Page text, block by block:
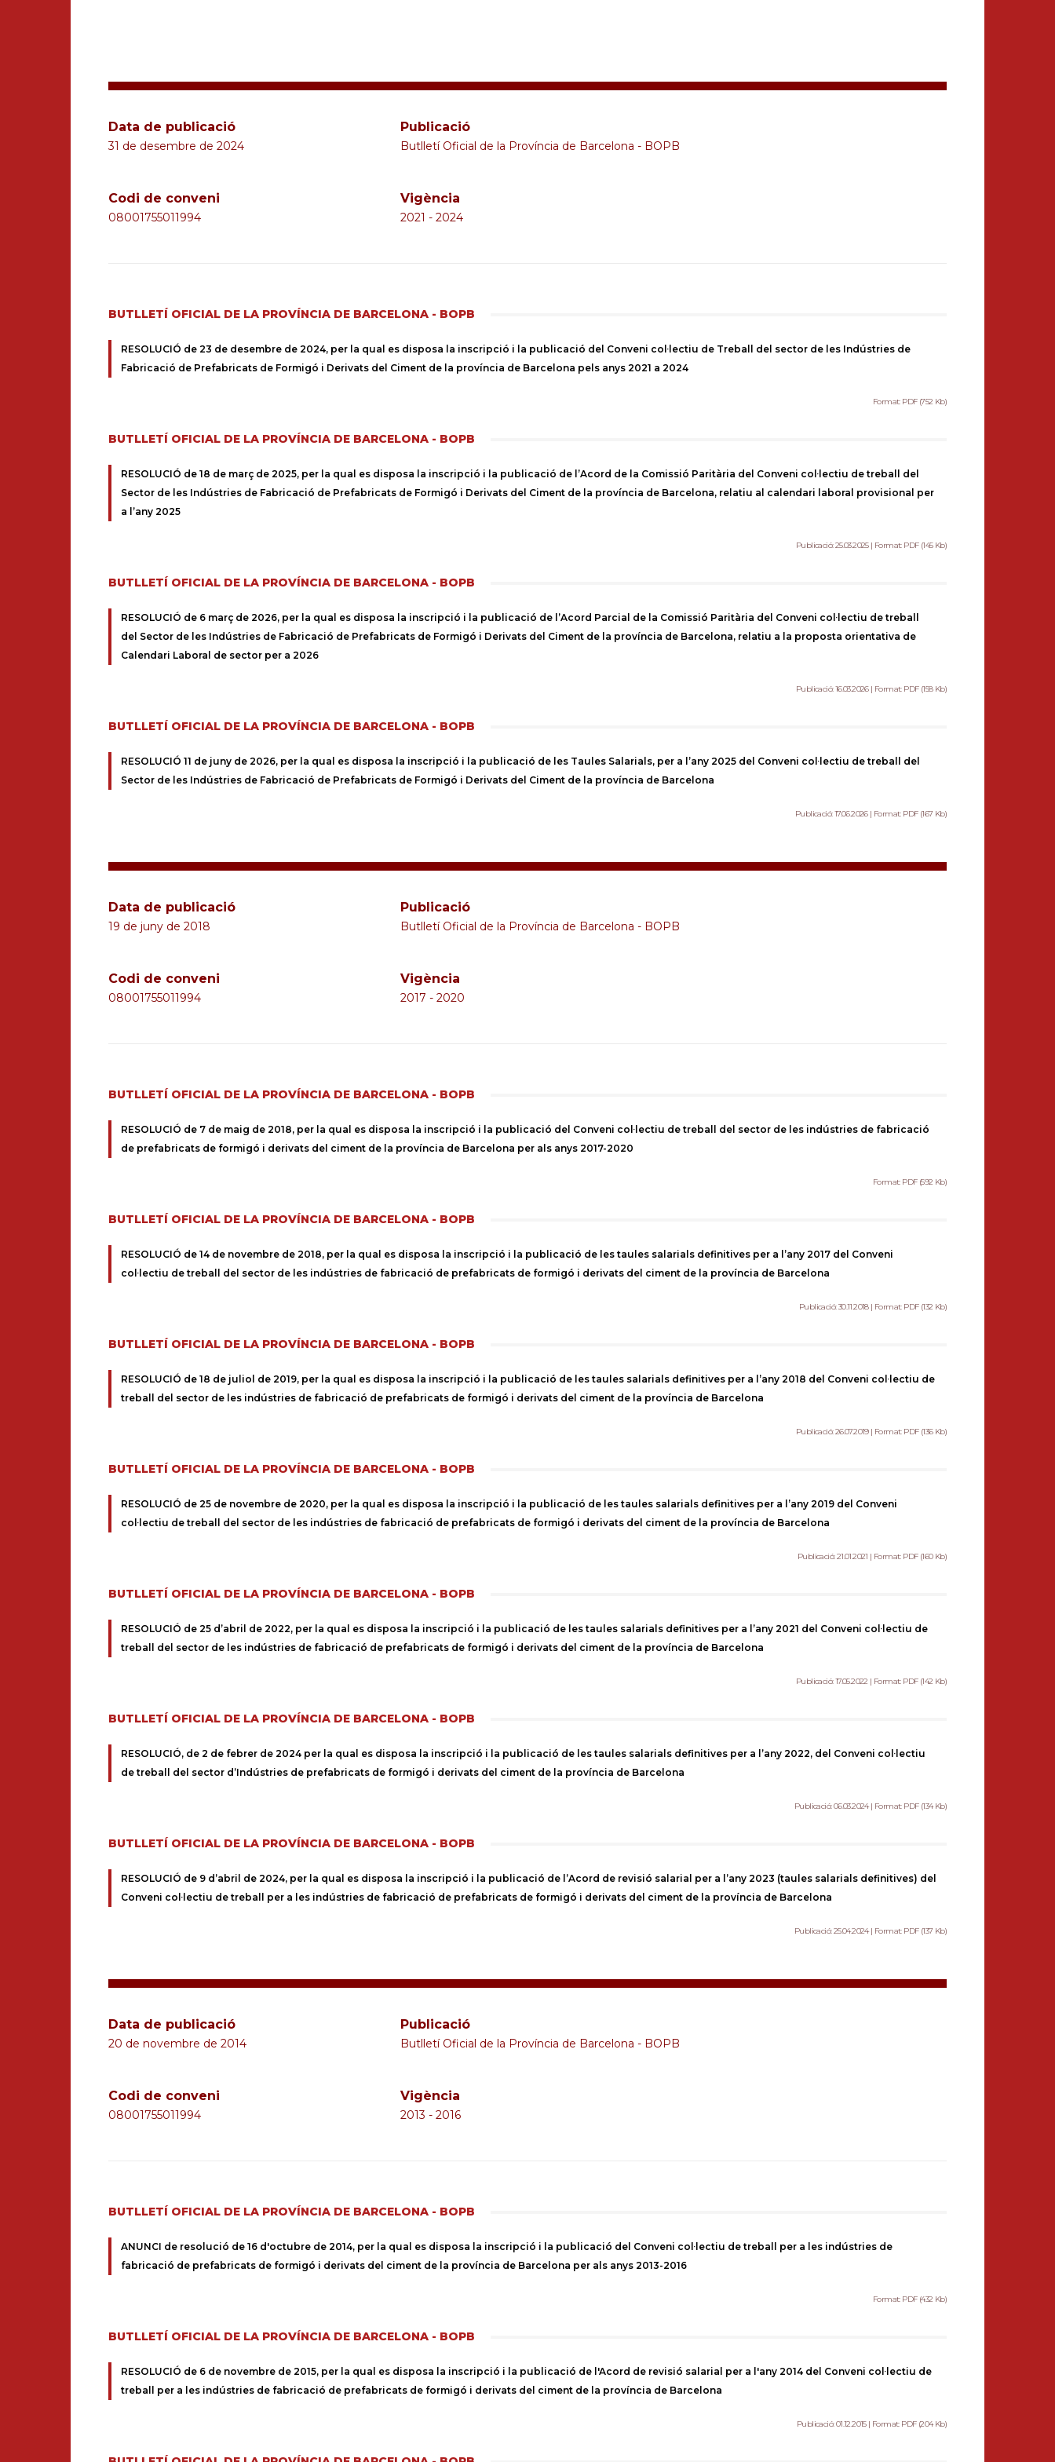
FICA
Data de publicació
31 de desembre de 2024
Publicació
Butlletí Oficial de la Província de Barcelona - BOPB
Codi de conveni
08001755011994
Vigència
2021 - 2024
BUTLLETÍ OFICIAL DE LA PROVÍNCIA DE BARCELONA - BOPB
RESOLUCIÓ de 23 de desembre de 2024, per la qual es disposa la inscripció i la publicació del Conveni col·lectiu de Treball del sector de les Indústries de
Fabricació de Prefabricats de Formigó i Derivats del Ciment de la província de Barcelona pels anys 2021 a 2024
Format: PDF (752 Kb)
BUTLLETÍ OFICIAL DE LA PROVÍNCIA DE BARCELONA - BOPB
RESOLUCIÓ de 18 de març de 2025, per la qual es disposa la inscripció i la publicació de l’Acord de la Comissió Paritària del Conveni col·lectiu de treball del
Sector de les Indústries de Fabricació de Prefabricats de Formigó i Derivats del Ciment de la província de Barcelona, relatiu al calendari laboral provisional per
a l’any 2025
Publicació: 25.03.2025 | Format: PDF (145 Kb)
BUTLLETÍ OFICIAL DE LA PROVÍNCIA DE BARCELONA - BOPB
RESOLUCIÓ de 6 març de 2026, per la qual es disposa la inscripció i la publicació de l’Acord Parcial de la Comissió Paritària del Conveni col·lectiu de treball
del Sector de les Indústries de Fabricació de Prefabricats de Formigó i Derivats del Ciment de la província de Barcelona, relatiu a la proposta orientativa de
Calendari Laboral de sector per a 2026
Publicació: 16.03.2026 | Format: PDF (158 Kb)
BUTLLETÍ OFICIAL DE LA PROVÍNCIA DE BARCELONA - BOPB
RESOLUCIÓ 11 de juny de 2026, per la qual es disposa la inscripció i la publicació de les Taules Salarials, per a l’any 2025 del Conveni col·lectiu de treball del
Sector de les Indústries de Fabricació de Prefabricats de Formigó i Derivats del Ciment de la província de Barcelona
Publicació: 17.06.2026 | Format: PDF (167 Kb)
Data de publicació
19 de juny de 2018
Publicació
Butlletí Oficial de la Província de Barcelona - BOPB
Codi de conveni
08001755011994
Vigència
2017 - 2020
BUTLLETÍ OFICIAL DE LA PROVÍNCIA DE BARCELONA - BOPB
RESOLUCIÓ de 7 de maig de 2018, per la qual es disposa la inscripció i la publicació del Conveni col·lectiu de treball del sector de les indústries de fabricació
de prefabricats de formigó i derivats del ciment de la província de Barcelona per als anys 2017-2020
Format: PDF (592 Kb)
BUTLLETÍ OFICIAL DE LA PROVÍNCIA DE BARCELONA - BOPB
RESOLUCIÓ de 14 de novembre de 2018, per la qual es disposa la inscripció i la publicació de les taules salarials definitives per a l’any 2017 del Conveni
col·lectiu de treball del sector de les indústries de fabricació de prefabricats de formigó i derivats del ciment de la província de Barcelona
Publicació: 30.11.2018 | Format: PDF (132 Kb)
BUTLLETÍ OFICIAL DE LA PROVÍNCIA DE BARCELONA - BOPB
RESOLUCIÓ de 18 de juliol de 2019, per la qual es disposa la inscripció i la publicació de les taules salarials definitives per a l’any 2018 del Conveni col·lectiu de
treball del sector de les indústries de fabricació de prefabricats de formigó i derivats del ciment de la província de Barcelona
Publicació: 26.07.2019 | Format: PDF (136 Kb)
BUTLLETÍ OFICIAL DE LA PROVÍNCIA DE BARCELONA - BOPB
RESOLUCIÓ de 25 de novembre de 2020, per la qual es disposa la inscripció i la publicació de les taules salarials definitives per a l’any 2019 del Conveni
col·lectiu de treball del sector de les indústries de fabricació de prefabricats de formigó i derivats del ciment de la província de Barcelona
Publicació: 21.01.2021 | Format: PDF (160 Kb)
BUTLLETÍ OFICIAL DE LA PROVÍNCIA DE BARCELONA - BOPB
RESOLUCIÓ de 25 d’abril de 2022, per la qual es disposa la inscripció i la publicació de les taules salarials definitives per a l’any 2021 del Conveni col·lectiu de
treball del sector de les indústries de fabricació de prefabricats de formigó i derivats del ciment de la província de Barcelona
Publicació: 17.05.2022 | Format: PDF (142 Kb)
BUTLLETÍ OFICIAL DE LA PROVÍNCIA DE BARCELONA - BOPB
RESOLUCIÓ, de 2 de febrer de 2024 per la qual es disposa la inscripció i la publicació de les taules salarials definitives per a l’any 2022, del Conveni col·lectiu
de treball del sector d’Indústries de prefabricats de formigó i derivats del ciment de la província de Barcelona
Publicació: 06.03.2024 | Format: PDF (134 Kb)
BUTLLETÍ OFICIAL DE LA PROVÍNCIA DE BARCELONA - BOPB
RESOLUCIÓ de 9 d’abril de 2024, per la qual es disposa la inscripció i la publicació de l’Acord de revisió salarial per a l’any 2023 (taules salarials definitives) del
Conveni col·lectiu de treball per a les indústries de fabricació de prefabricats de formigó i derivats del ciment de la província de Barcelona
Publicació: 25.04.2024 | Format: PDF (137 Kb)
Data de publicació
20 de novembre de 2014
Publicació
Butlletí Oficial de la Província de Barcelona - BOPB
Codi de conveni
08001755011994
Vigència
2013 - 2016
BUTLLETÍ OFICIAL DE LA PROVÍNCIA DE BARCELONA - BOPB
ANUNCI de resolució de 16 d'octubre de 2014, per la qual es disposa la inscripció i la publicació del Conveni col·lectiu de treball per a les indústries de
fabricació de prefabricats de formigó i derivats del ciment de la província de Barcelona per als anys 2013-2016
Format: PDF (432 Kb)
BUTLLETÍ OFICIAL DE LA PROVÍNCIA DE BARCELONA - BOPB
RESOLUCIÓ de 6 de novembre de 2015, per la qual es disposa la inscripció i la publicació de l'Acord de revisió salarial per a l'any 2014 del Conveni col·lectiu de
treball per a les indústries de fabricació de prefabricats de formigó i derivats del ciment de la província de Barcelona
Publicació: 01.12.2015 | Format: PDF (204 Kb)